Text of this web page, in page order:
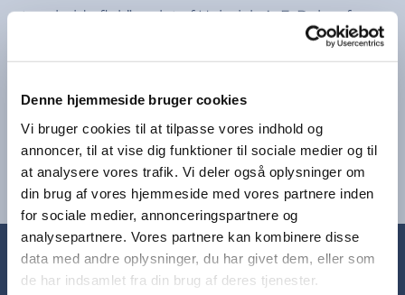
Denne hjemmeside bruger cookies
Vi bruger cookies til at tilpasse vores indhold og
annoncer, til at vise dig funktioner til sociale medier og til
at analysere vores trafik. Vi deler også oplysninger om
din brug af vores hjemmeside med vores partnere inden
for sociale medier, annonceringspartnere og
analysepartnere. Vores partnere kan kombinere disse
data med andre oplysninger, du har givet dem, eller som
de har indsamlet fra din brug af deres tjenester.
store hvide flok” malet af Heinrich A. E. Dohm fra
Kapellet er fra 1902 og tegnet af Ludvig Fenger.
Adresse: Upsalagade 25, 2100 København Ø